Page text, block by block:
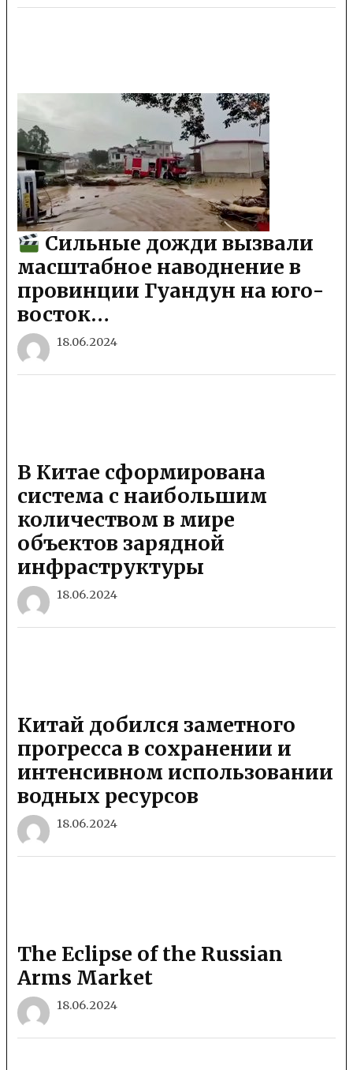
Сильные дожди вызвали
масштабное наводнение в
провинции Гуандун на юго-
восток…
18.06.2024
В Китае сформирована
система с наибольшим
количеством в мире
объектов зарядной
инфраструктуры
18.06.2024
Китай добился заметного
прогресса в сохранении и
интенсивном использовании
водных ресурсов
18.06.2024
The Eclipse of the Russian
Arms Market
18.06.2024